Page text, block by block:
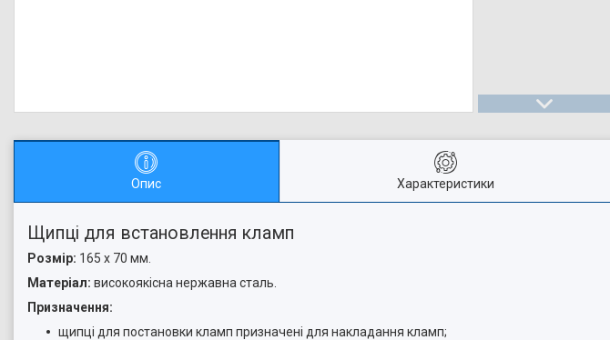
Опис Характеристики
Щипці для встановлення кламп
Розмір: 165 х 70 мм.
Матеріал: високоякісна нержавна сталь.
Призначення:
щипці для постановки кламп призначені для накладання кламп;